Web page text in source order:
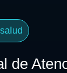
de